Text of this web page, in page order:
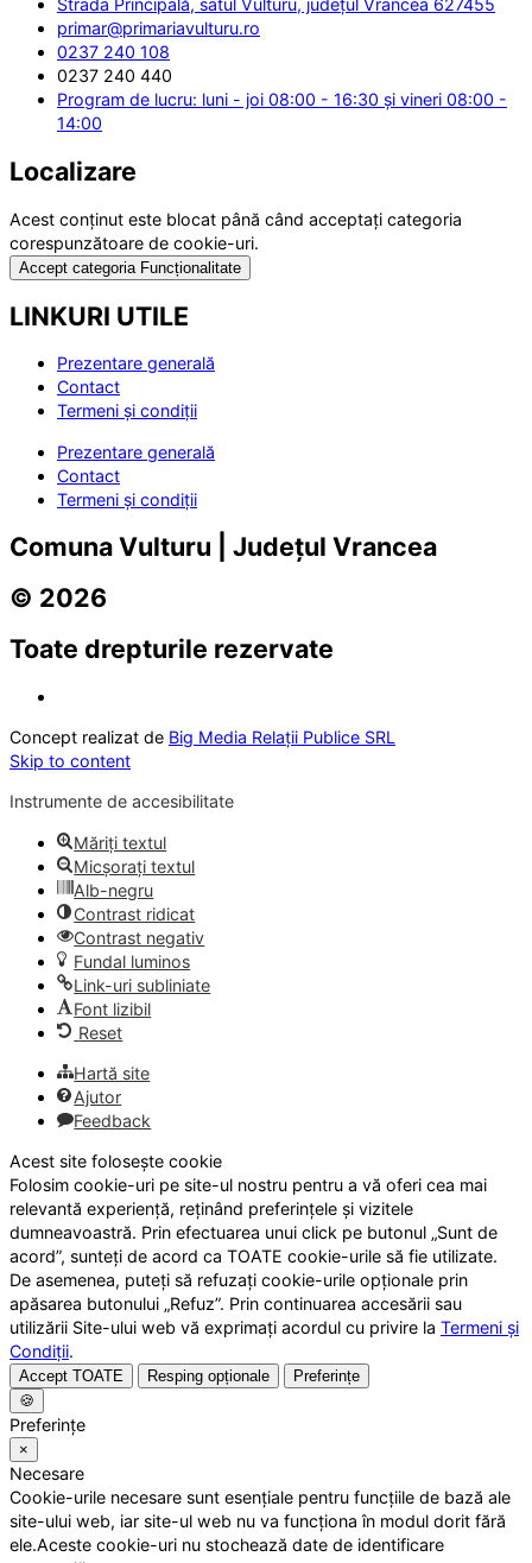
Strada Principală, satul Vulturu, județul Vrancea 627455
primar@primariavulturu.ro
0237 240 108
0237 240 440
Program de lucru: luni - joi 08:00 - 16:30 și vineri 08:00 -
14:00
Localizare
Acest conținut este blocat până când acceptați categoria
corespunzătoare de cookie-uri.
Accept categoria Funcționalitate
LINKURI UTILE
Prezentare generală
Contact
Termeni și condiții
Prezentare generală
Contact
Termeni și condiții
Comuna Vulturu | Județul Vrancea
© 2026
Toate drepturile rezervate
Concept realizat de Big Media Relații Publice SRL
Skip to content
Instrumente de accesibilitate
Măriți textul
Micșorați textul
Alb-negru
Contrast ridicat
Contrast negativ
Fundal luminos
Link-uri subliniate
Font lizibil
Reset
Hartă site
Ajutor
Feedback
Acest site folosește cookie
Folosim cookie-uri pe site-ul nostru pentru a vă oferi cea mai
relevantă experiență, reținând preferințele și vizitele
dumneavoastră. Prin efectuarea unui click pe butonul „Sunt de
acord”, sunteți de acord ca TOATE cookie-urile să fie utilizate.
De asemenea, puteți să refuzați cookie-urile opționale prin
apăsarea butonului „Refuz”. Prin continuarea accesării sau
utilizării Site-ului web vă exprimați acordul cu privire la Termeni și
Condiții.
Accept TOATE Resping opționale
Preferințe
🍪
Preferințe
×
Necesare
Cookie-urile necesare sunt esențiale pentru funcțiile de bază ale
site-ului web, iar site-ul web nu va funcționa în modul dorit fără
ele.Aceste cookie-uri nu stochează date de identificare